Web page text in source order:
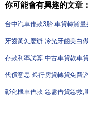
你可能會有興趣的文章：
台中汽車借款3胎 車貸轉貸
牙齒黃怎麼辦 冷光牙齒美白
存款利率試算 中古車貸款車
代償意思 銀行房貸轉貸免費
彰化機車借款 急需借貸急救,